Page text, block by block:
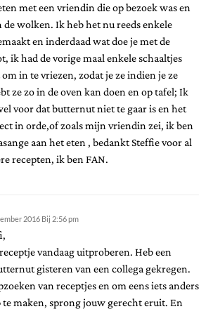
met een vriendin die op bezoek was en
de wolken. Ik heb het nu reeds enkele
en inderdaad wat doe je met de
ik had de vorige maal enkele schaaltjes
in te vriezen, zodat je ze indien je ze
ze zo in de oven kan doen en op tafel; Ik
voor dat butternut niet te gaar is en het
in orde,of zoals mijn vriendin zei, ik ben
aan het eten , bedankt Steffie voor al
recepten, ik ben FAN.
2016 Bij 2:56 pm
vandaag uitproberen. Heb een
gisteren van een collega gekregen.
van receptjes en om eens iets anders
te maken, sprong jouw gerecht eruit. En